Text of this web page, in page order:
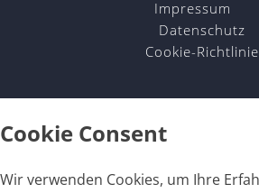
Impressum
Datenschutz
Cookie-Richtlinie